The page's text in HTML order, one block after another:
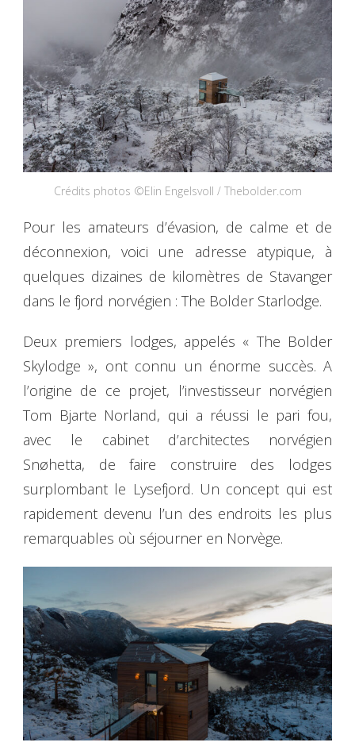
Crédits photos ©Elin Engelsvoll / Thebolder.com
Pour les amateurs d’évasion, de calme et de
déconnexion, voici une adresse atypique, à
quelques dizaines de kilomètres de Stavanger
dans le fjord norvégien : The Bolder Starlodge.
Deux premiers lodges, appelés « The Bolder
Skylodge », ont connu un énorme succès. A
l’origine de ce projet, l’investisseur norvégien
Tom Bjarte Norland, qui a réussi le pari fou,
avec le cabinet d’architectes norvégien
Snøhetta, de faire construire des lodges
surplombant le Lysefjord. Un concept qui est
rapidement devenu l’un des endroits les plus
remarquables où séjourner en Norvège.